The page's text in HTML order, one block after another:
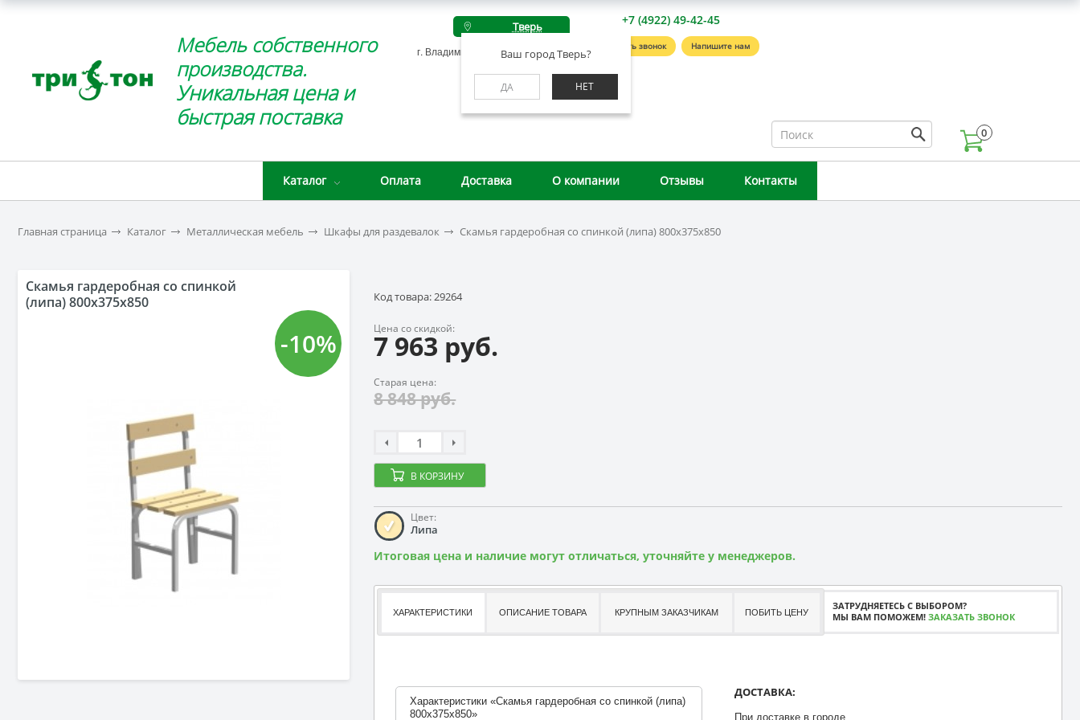
Мебель собственного
производства.
Уникальная цена и
быстрая поставка
Тверь
Ваш город Тверь?
ДА НЕТ
г. Владимир, ул. Студенческая, д. 4А
+7 (4922) 49-42-45
Заказать звонок Напишите нам
0
Каталог Оплата Доставка О компании Отзывы Контакты
Главная страница Каталог Металлическая мебель Шкафы для раздевалок Скамья гардеробная со спинкой (липа) 800х375х850
Скамья гардеробная со спинкой
(липа) 800х375х850
-10%
Код товара: 29264
Цена со скидкой:
7 963 руб.
Старая цена:
8 848 руб.
В КОРЗИНУ
Цвет:
Липа
Итоговая цена и наличие могут отличаться, уточняйте у менеджеров.
ХАРАКТЕРИСТИКИ ОПИСАНИЕ ТОВАРА КРУПНЫМ ЗАКАЗЧИКАМ ПОБИТЬ ЦЕНУ
ЗАТРУДНЯЕТЕСЬ С ВЫБОРОМ?
МЫ ВАМ ПОМОЖЕМ! ЗАКАЗАТЬ ЗВОНОК
Характеристики «Скамья гардеробная со спинкой (липа)
800х375х850»
ДОСТАВКА:
При доставке в городе